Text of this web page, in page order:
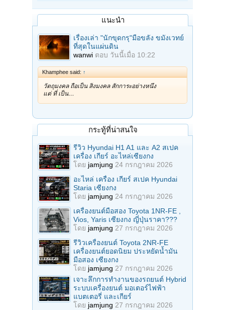
แนะนำ
เรื่องเล่า "นักขุดกรุ"มือขลัง ขมังเวทย์
ที่สุดในแผ่นดิน
wanwi ตอบ วันนี้เมื่อ 10:22
Khamphee said: ↑
วัตถุมงคล ถือเป็น สิ่งมงคล สักการะอย่างหนึ่ง
แต่ ที่ เป็น…
กระทู้ที่น่าสนใจ
รีวิว Hyundai H1 A1 และ A2 สเปค
เครื่อง เกียร์ อะไหล่เซียงกง
โดย jamjung 24 กรกฎาคม 2026
อะไหล่ เครื่อง เกียร์ สเปค Hyundai
Staria เซียงกง
โดย jamjung 24 กรกฎาคม 2026
เครื่องยนต์มือสอง Toyota 1NR-FE ,
Vios, Yaris เซียงกง ญี่ปุ่นราคา???
โดย jamjung 27 กรกฎาคม 2026
รีวิวเครื่องยนต์ Toyota 2NR-FE
เครื่องยนต์ยอดนิยม ประหยัดน้ำมัน
มือสอง เซียงกง
โดย jamjung 27 กรกฎาคม 2026
เจาะลึกการทำงานของรถยนต์ Hybrid
ระบบเครื่องยนต์ มอเตอร์ไฟฟ้า
แบตเตอรี่ และเกียร์
โดย jamjung 27 กรกฎาคม 2026